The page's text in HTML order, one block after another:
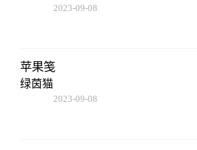
2023-09-08
苹果笺
绿茵猫
2023-09-08